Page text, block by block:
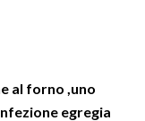
al forno ,uno
egregia